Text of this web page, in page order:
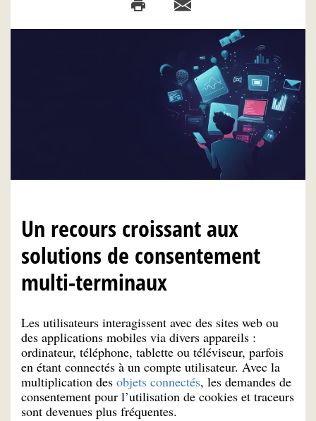
Un recours croissant aux
solutions de consentement
multi-terminaux
Les utilisateurs interagissent avec des sites web ou
des applications mobiles via divers appareils :
ordinateur, téléphone, tablette ou téléviseur, parfois
en étant connectés à un compte utilisateur. Avec la
multiplication des objets connectés, les demandes de
consentement pour l’utilisation de cookies et traceurs
sont devenues plus fréquentes.